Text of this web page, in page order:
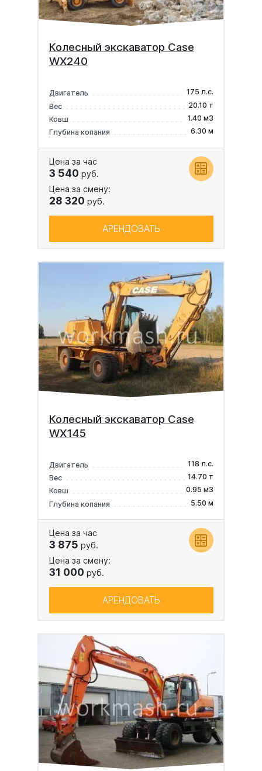
Колесный экскаватор Case
WX240
Двигатель
175 л.с.
Вес
20.10 т
Ковш
1.40 м3
Глубина копания
6.30 м
Цена за час
3 540 руб.
Цена за смену:
28 320 руб.
АРЕНДОВАТЬ
Колесный экскаватор Case
WX145
Двигатель
118 л.с.
Вес
14.70 т
Ковш
0.95 м3
Глубина копания
5.50 м
Цена за час
3 875 руб.
Цена за смену:
31 000 руб.
АРЕНДОВАТЬ